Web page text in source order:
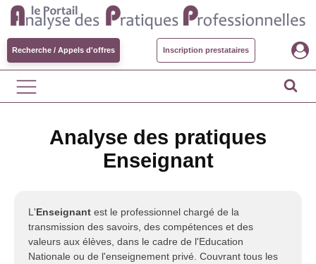
Recherche / Appels d'offres Inscription prestataires
Analyse des pratiques
Enseignant
L'Enseignant est le professionnel chargé de la
transmission des savoirs, des compétences et des
valeurs aux élèves, dans le cadre de l'Education
Nationale ou de l'enseignement privé. Couvrant tous les